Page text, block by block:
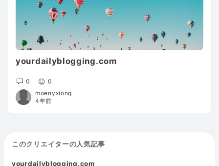
yourdailyblogging.com
0
0
moenyxiong
4年前
このクリエイターの人気記事
yourdailyblogging.com